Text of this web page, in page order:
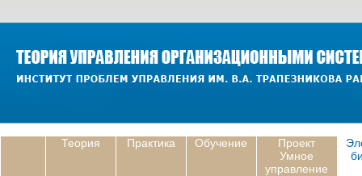
Теория Практика Обучение
Проект
Умное
управление